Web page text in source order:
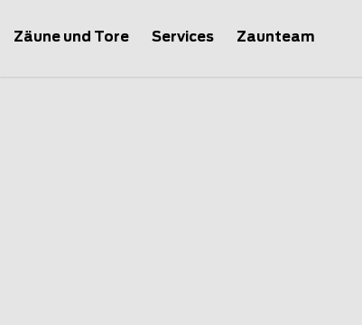
Zäune und Tore Services Zaunteam